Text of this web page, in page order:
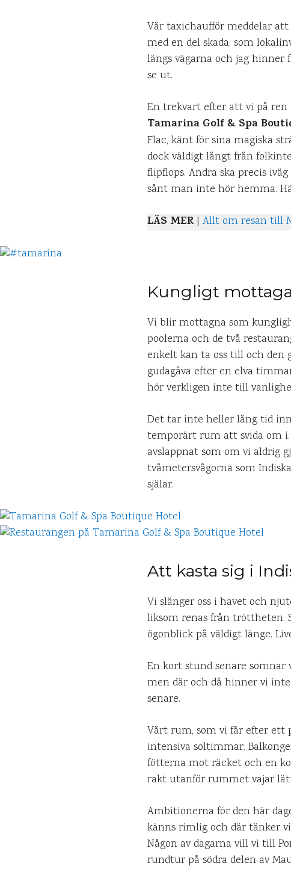
Vår taxichaufför meddelar
med en del skada, som
längs vägarna och jag
se ut.
En trekvart efter att vi på
Tamarina Golf & Spa
Flac, känt för sina magiska
dock väldigt långt från
flipflops. Andra ska precis
sånt man inte hör hemma.
LÄS MER| Allt om resan till
Kungligt
Vi blir mottagna som
poolerna och de två
enkelt kan ta oss till och den
gudagåva efter en elva
hör verkligen inte till
Det tar inte heller lång tid
temporärt rum att svida om
avslappnat som om vi aldrig
tvåmetersvågorna som
själar.
Att kasta sig i
Vi slänger oss i havet och
liksom renas från tröttheten.
ögonblick på väldigt länge.
En kort stund senare
men där och då hinner vi
senare.
Vårt rum, som vi får efter ett
intensiva soltimmar.
fötterna mot räcket och en
rakt utanför rummet vajar
Ambitionerna för den här
känns rimlig och där tänker
Någon av dagarna vill vi till
rundtur på södra delen av